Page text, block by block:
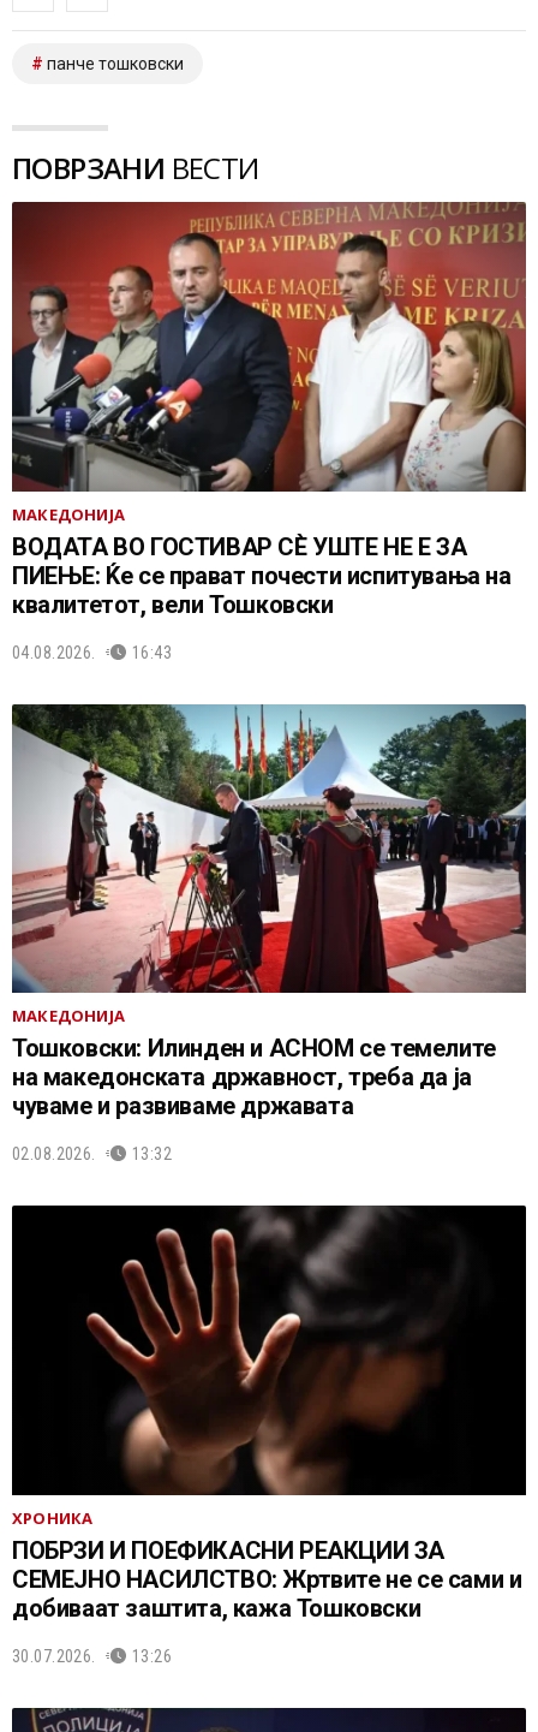
панче тошковски
ПОВРЗАНИ ВЕСТИ
МАКЕДОНИЈА
ВОДАТА ВО ГОСТИВАР СÈ УШТЕ НЕ Е ЗА
ПИЕЊЕ: Ќе се прават почести испитувања на
квалитетот, вели Тошковски
04.08.2026. 16:43
МАКЕДОНИЈА
Тошковски: Илинден и АСНОМ се темелите
на македонската државност, треба да ја
чуваме и развиваме државата
02.08.2026. 13:32
ХРОНИКА
ПОБРЗИ И ПОЕФИКАСНИ РЕАКЦИИ ЗА
СЕМЕЈНО НАСИЛСТВО: Жртвите не се сами и
добиваат заштита, кажа Тошковски
30.07.2026. 13:26